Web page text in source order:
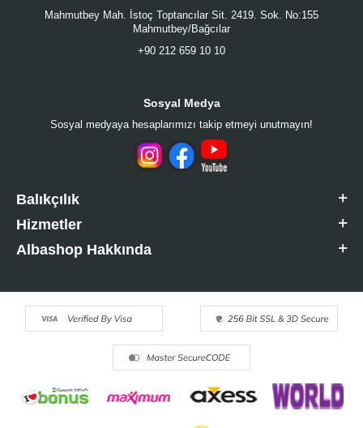
Mahmutbey Mah. İstoç Toptancılar Sit. 2419. Sok. No:155
Mahmutbey/Bağcılar
+90 212 659 10 10
Sosyal Medya
Sosyal medyaya hesaplarımızı takip etmeyi unutmayın!
Balıkçılık
Hizmetler
Albashop Hakkında